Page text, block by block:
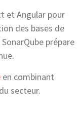
et Angular pour
des bases de
prépare
en combinant
secteur.